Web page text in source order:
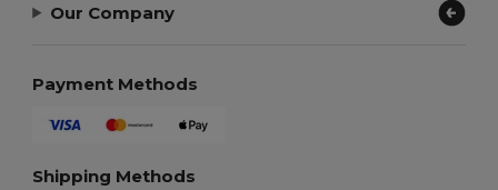
Our Company
Payment Methods
Shipping Methods